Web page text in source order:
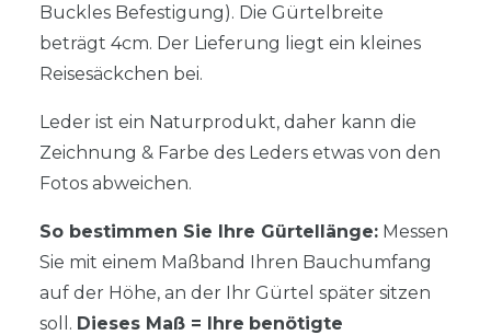
Buckles Befestigung). Die Gürtelbreite
beträgt 4cm. Der Lieferung liegt ein kleines
Reisesäckchen bei.
Leder ist ein Naturprodukt, daher kann die
Zeichnung & Farbe des Leders etwas von den
Fotos abweichen.
So bestimmen Sie Ihre Gürtellänge: Messen
Sie mit einem Maßband Ihren Bauchumfang
auf der Höhe, an der Ihr Gürtel später sitzen
soll. Dieses Maß = Ihre benötigte